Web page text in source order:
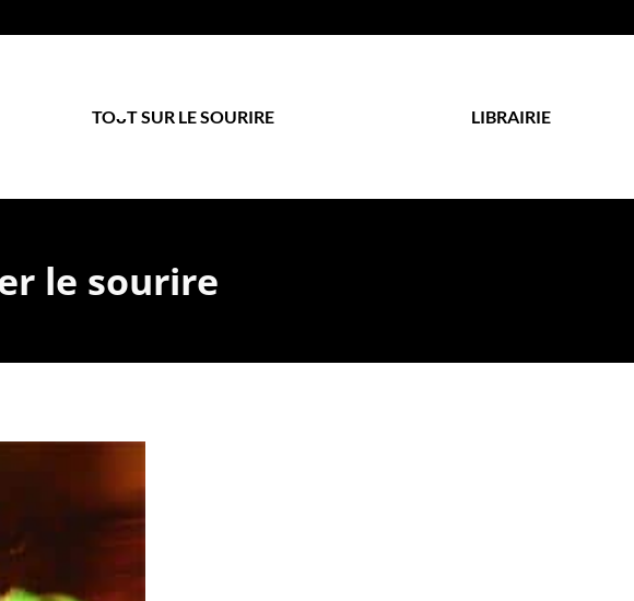
TOᴗT SUR LE SOURIRE LIBRAIRIE
le sourire